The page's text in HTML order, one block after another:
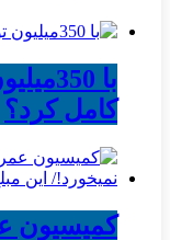
با
کامل کرد؟